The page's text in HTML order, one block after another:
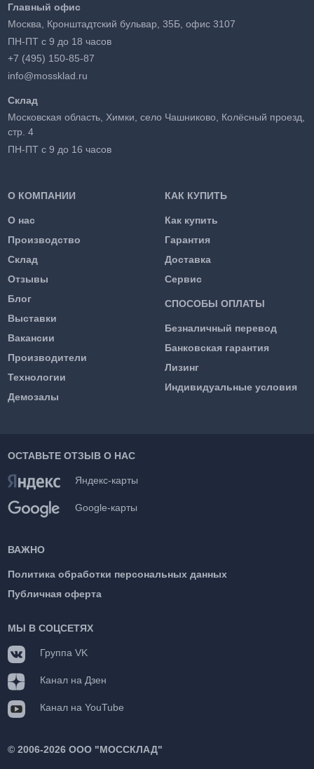
О КОМПАНИИ
О нас
Производство
Склад
Отзывы
Блог
Выставки
Вакансии
Производители
Технологии
Демозалы
КАК КУПИТЬ
Как купить
Гарантия
Доставка
Сервис
СПОСОБЫ ОПЛАТЫ
Безналичный перевод
Банковская гарантия
Лизинг
Индивидуальные условия
Главный офис
Москва, Кронштадтский бульвар, 35Б, офис 3107
ПН-ПТ с 9 до 18 часов
+7 (495) 150-85-87
info@mossklad.ru
Склад
Московская область, Химки, село Чашниково, Колёсный проезд,
стр. 4
ПН-ПТ с 9 до 16 часов
ОСТАВЬТЕ ОТЗЫВ О НАС
Яндекс-карты
Google-карты
ВАЖНО
Политика обработки персональных данных
Публичная оферта
МЫ В СОЦСЕТЯХ
Группа VK
Канал на Дзен
Канал на YouTube
©2006-2026 ООО "МОССКЛАД"